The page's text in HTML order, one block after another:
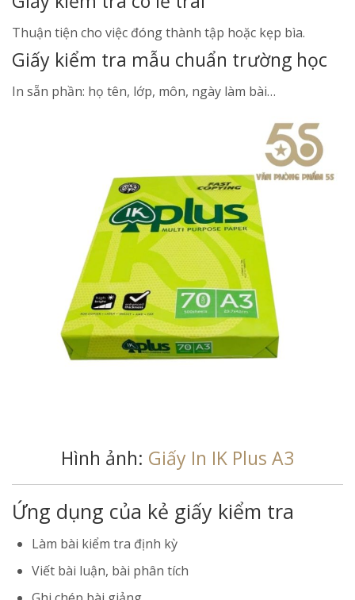
Thuận tiện cho việc đóng thành tập hoặc kẹp bìa.
Giấy kiểm tra mẫu chuẩn trường học
In sẵn phần: họ tên, lớp, môn, ngày làm bài…
Hình ảnh: Giấy In IK Plus A3
Ứng dụng của kẻ giấy kiểm tra
Làm bài kiểm tra định kỳ
Viết bài luận, bài phân tích